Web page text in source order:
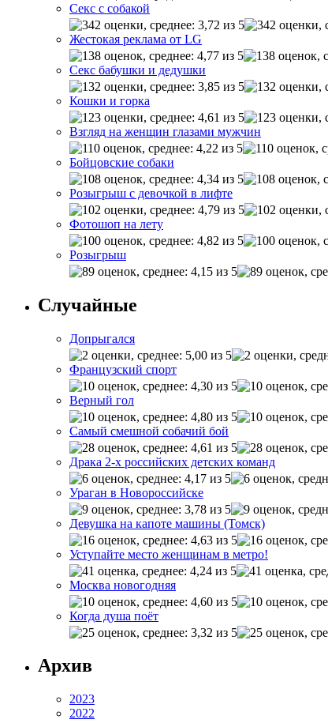
Секс с собакой
Жестокая реклама от LG
Секс бабушки и дедушки
Кошки и горка
Взгляд на женщин глазами мужчин
Бойцовские собаки
Розыгрыш с девочкой в лифте
Фотошоп на лету
Розыгрыш
Случайные
Допрыгался
Французский спорт
Верный гол
Самый смешной собачий бой
Драка 2-х российских детских команд
Ураган в Новороссийске
Девушка на капоте машины (Томск)
Уступайте место женщинам в метро!
Москва новогодняя
Когда душа поёт
Архив
2023
2022